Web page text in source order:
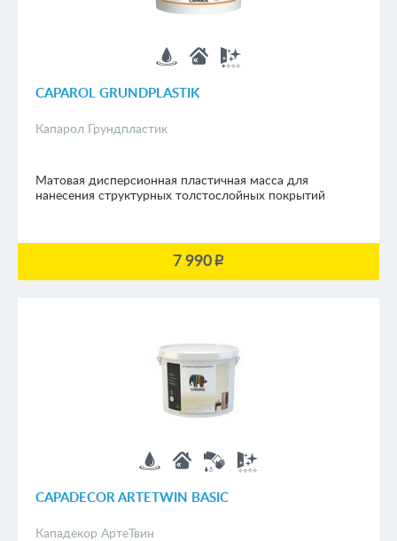
CAPAROL GRUNDPLASTIK
Капарол Грундпластик
Матовая дисперсионная пластичная масса для
нанесения структурных толстослойных покрытий
7 990p
CAPADECOR ARTETWIN BASIC
Кападекор АртеТвин